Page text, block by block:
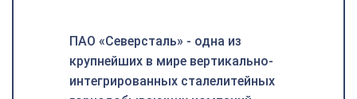
ПАО «Северсталь» - одна из
крупнейших в мире вертикально-
интегрированных сталелитейных